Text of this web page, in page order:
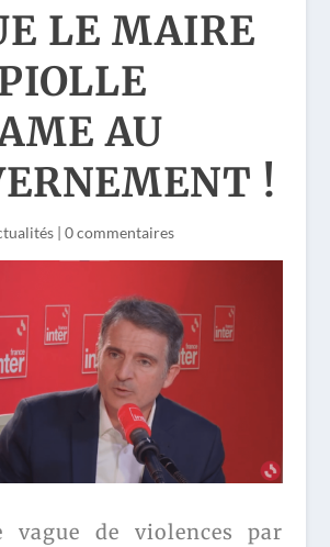
LE MAIRE
AU
!
| 0 commentaires
vague de violences par